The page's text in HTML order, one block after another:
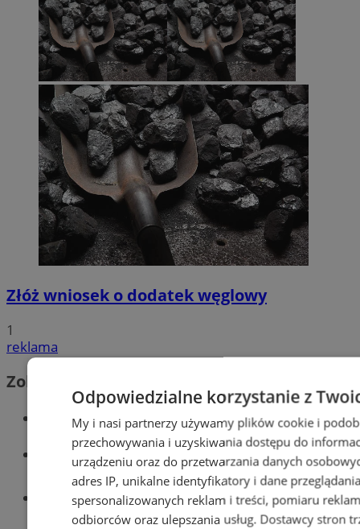
Złóż wniosek o dodatek węglowy
1
reklama
Zobacz również
Wiadomości kryminalne w Wodzisławiu
Wiadomości lokalne
Tworzenie stron www - Wodzisław
Śląski
Odpowiedzialne korzystanie z
My i nasi partnerzy używamy plików cookie i
przechowywania i uzyskiwania dostępu do
urządzeniu oraz do przetwarzania danych
adres IP, unikalne identyfikatory i dane
spersonalizowanych reklam i treści, pomiaru
odbiorców oraz ulepszania usług. Dostawcy stron